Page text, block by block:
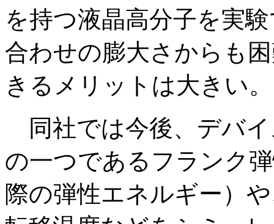
を持つ液晶高分子を実
合わせの膨大さからも
きるメリットは大きい。
同社では今後、デバ
の一つであるフランク
際の弾性エネルギー）